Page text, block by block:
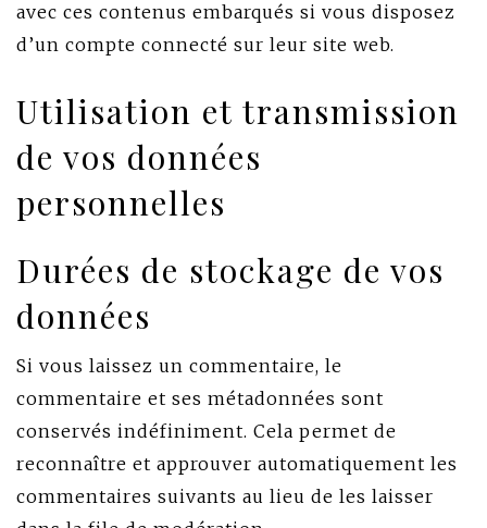
avec ces contenus embarqués si vous disposez
d’un compte connecté sur leur site web.
Utilisation et transmission
de vos données
personnelles
Durées de stockage de vos
données
Si vous laissez un commentaire, le
commentaire et ses métadonnées sont
conservés indéfiniment. Cela permet de
reconnaître et approuver automatiquement les
commentaires suivants au lieu de les laisser